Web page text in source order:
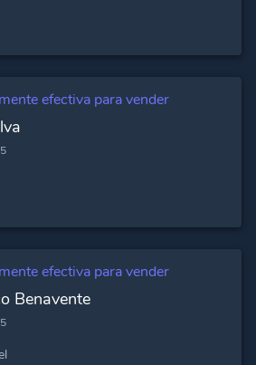
efectiva para vender
5
efectiva para vender
Benavente
5